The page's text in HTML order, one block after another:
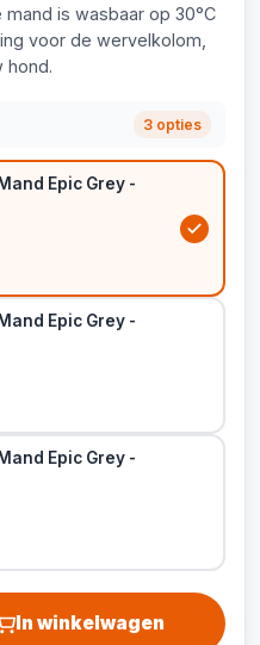
is wasbaar op 30°C
voor de wervelkolom,
hond.
3 opties
Epic Grey -
Epic Grey -
Epic Grey -
In winkelwagen